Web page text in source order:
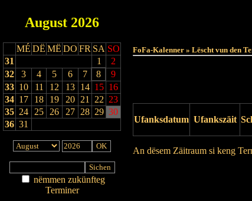
August 2026
MÉ DË MË DO FR SA SO
31
1
2
32
3 4 5 6 7 8
9
33 10 11 12 13 14 15 16
34 17 18 19 20 21 22 23
35 24 25 26 27 28 29 30
36 31
nëmmen zukünfteg
Terminer
FoFa-Kalenner » Lëscht vun den
Ufanksdatum Ufankszäit
An dësem Zäitraum si keng